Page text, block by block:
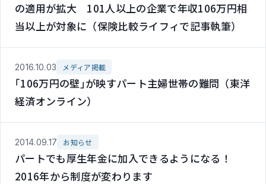
の適用が拡大 101人以上の企業で年収106万円相
当以上が対象に（保険比較ライフィで記事執筆）
2016.10.03 メディア掲載
｢106万円の壁｣が映すパート主婦世帯の難問（東洋
経済オンライン）
2014.09.17 お知らせ
パートでも厚生年金に加入できるようになる！
2016年から制度が変わります